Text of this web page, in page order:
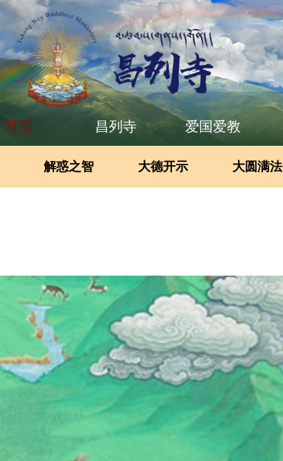
首页 昌列寺 爱国爱教
解惑之智 大德开示 大圆满法